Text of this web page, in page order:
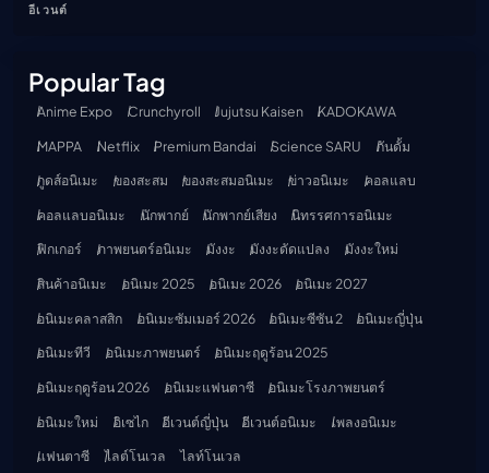
อีเวนต์
Popular Tag
Anime Expo Crunchyroll Jujutsu Kaisen
KADOKAWA
MAPPA
Netflix Premium Bandai Science SARU
กันดั้ม
กูดส์อนิเมะ
ของสะสม ของสะสมอนิเมะ ข่าวอนิเมะ
คอลแลบ
คอลแลบอนิเมะ
นักพากย์ นักพากย์เสียง
นิทรรศการอนิเมะ
ฟิกเกอร์
ภาพยนตร์อนิเมะ มังงะ มังงะดัดแปลง
มังงะใหม่
สินค้าอนิเมะ
อนิเมะ 2025 อนิเมะ 2026
อนิเมะ 2027
อนิเมะคลาสสิก
อนิเมะซัมเมอร์ 2026 อนิเมะซีซัน 2
อนิเมะญี่ปุ่น
อนิเมะทีวี
อนิเมะภาพยนตร์
อนิเมะฤดูร้อน 2025
อนิเมะฤดูร้อน 2026
อนิเมะแฟนตาซี
อนิเมะโรงภาพยนตร์
อนิเมะใหม่
อิเซไก อีเวนต์ญี่ปุ่น อีเวนต์อนิเมะ
เพลงอนิเมะ
แฟนตาซี
ไลต์โนเวล ไลท์โนเวล